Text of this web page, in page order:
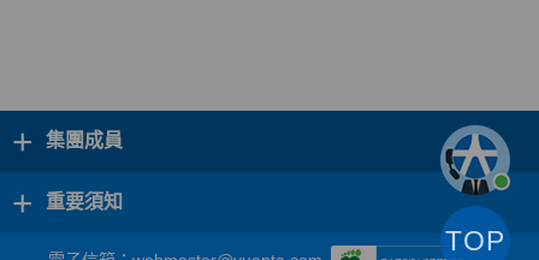
+ 集團成員
+ 重要須知
TOP